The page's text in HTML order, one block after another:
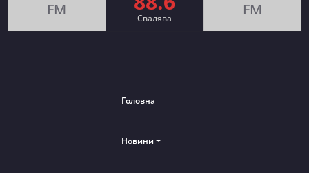
FM Cвалява FM
Головна
Новини